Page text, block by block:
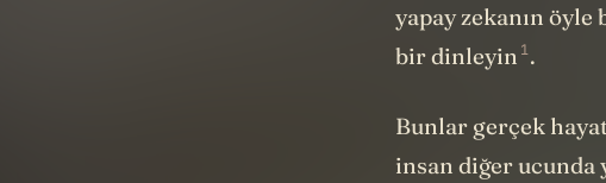
yapay zekanın
birdinleyin 1.
Bunlar gerçek
insan diğer ucunda